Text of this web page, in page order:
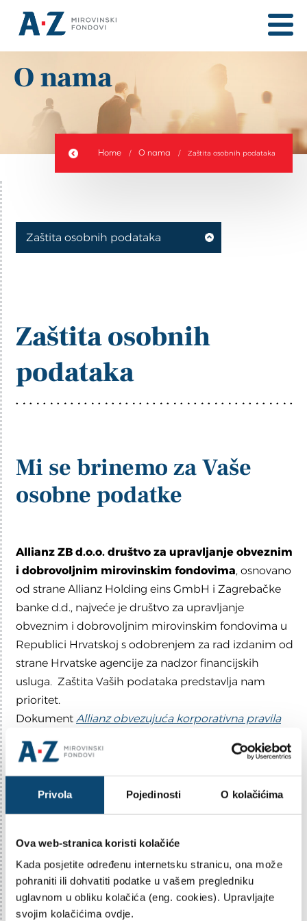
Privola Pojedinosti O kolačićima
Ova web-stranica koristi kolačiće
Kada posjetite određenu internetsku stranicu, ona može
pohraniti ili dohvatiti podatke u vašem pregledniku
uglavnom u obliku kolačića (eng. cookies). Upravljajte
svojim kolačićima ovdje.
O nama
Home / O nama / Zaštita osobnih podataka
Zaštita osobnih podataka
Zaštita osobnih
podataka
Mi se brinemo za Vaše
osobne podatke
Allianz ZB d.o.o. društvo za upravljanje obveznim
i dobrovoljnim mirovinskim fondovima, osnovano
od strane Allianz Holding eins GmbH i Zagrebačke
banke d.d., najveće je društvo za upravljanje
obveznim i dobrovoljnim mirovinskim fondovima u
Republici Hrvatskoj s odobrenjem za rad izdanim od
strane Hrvatske agencije za nadzor financijskih
usluga. Zaštita Vaših podataka predstavlja nam
prioritet.
Dokument Allianz obvezujuća korporativna pravila
Allianz i opisuju vaša prava u pogledu prijenosa,
načina postupanja, ostvarenja svojih prava ili
ulaganja prigovora na takve prijenose kao i način na
koji nam se možete obratiti.
podataka“ koji članovi mogu naći i na lokaciji Osobni
račun objašnjeno je koji se osobni podaci i kako
prikupljaju, razlozi prikupljanja i obrade te kome isti
mogu biti dostupni ili dostavljeni. Molimo Vas da